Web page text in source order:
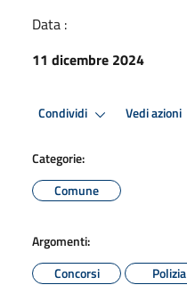
Data :
11 dicembre 2024
Condividi Vedi azioni
Categorie:
Comune
Argomenti:
Concorsi
Polizia